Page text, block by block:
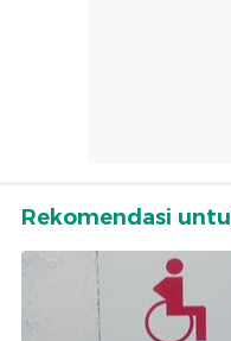
Rekomendasi